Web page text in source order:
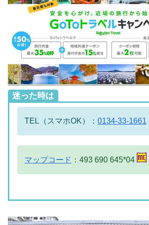
迷った時は
TEL（スマホOK）： 0134-33-1661
マップコード ：493 690 645*04